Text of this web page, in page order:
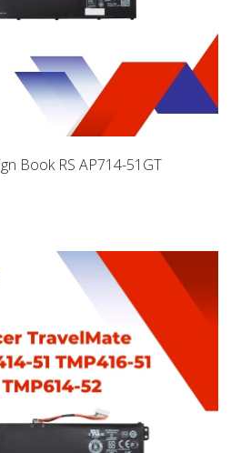
Book RS AP714-51GT